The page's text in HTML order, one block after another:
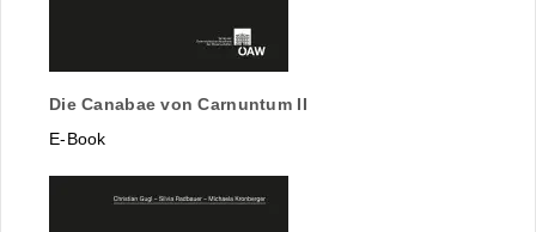
Die Canabae von Carnuntum II
E-Book